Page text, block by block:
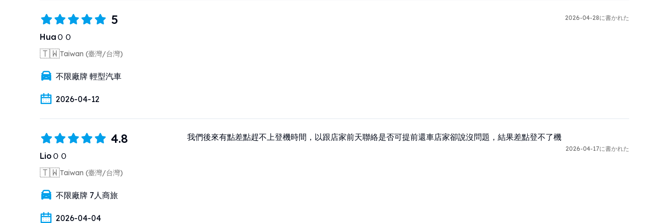
5
HuaＯＯ
🇹🇼Taiwan (臺灣/台灣)
不限廠牌 輕型汽車
2026-04-12
2026-04-28に書かれた
4.8
LioＯＯ
🇹🇼Taiwan (臺灣/台灣)
不限廠牌 7人商旅
2026-04-04
我們後來有點差點趕不上登機時間，以跟店家前天聯絡是否可提前還車店家卻說沒問題，結果差點登不了機
2026-04-17に書かれた